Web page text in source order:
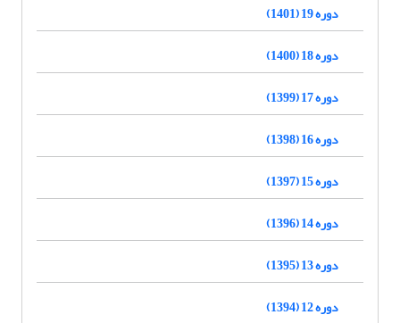
دوره 19 (1401)
دوره 18 (1400)
دوره 17 (1399)
دوره 16 (1398)
دوره 15 (1397)
دوره 14 (1396)
دوره 13 (1395)
دوره 12 (1394)